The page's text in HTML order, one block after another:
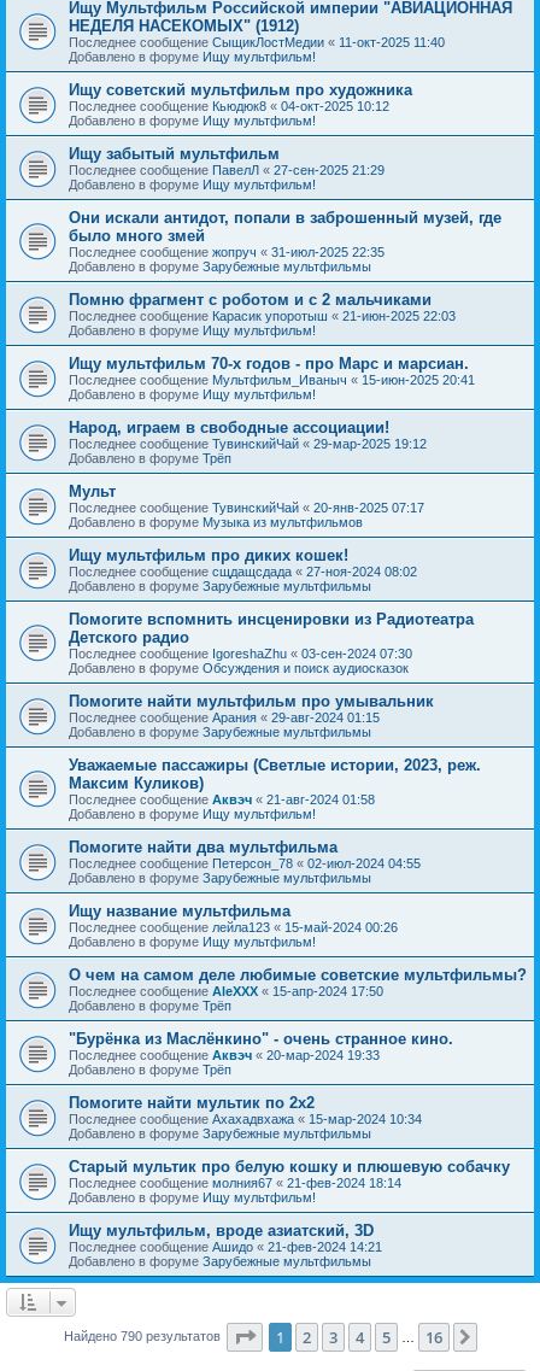
Ищу Мультфильм Российской империи "АВИАЦИОННАЯ
НЕДЕЛЯ НАСЕКОМЫХ" (1912)
Последнее сообщение СыщикЛостМедии « 11-окт-2025 11:40
Добавлено в форуме Ищу мультфильм!
Ищу советский мультфильм про художника
Последнее сообщение Кьюдюк8 « 04-окт-2025 10:12
Добавлено в форуме Ищу мультфильм!
Ищу забытый мультфильм
Последнее сообщение ПавелЛ « 27-сен-2025 21:29
Добавлено в форуме Ищу мультфильм!
Они искали антидот, попали в заброшенный музей, где
было много змей
Последнее сообщение жопруч « 31-июл-2025 22:35
Добавлено в форуме Зарубежные мультфильмы
Помню фрагмент с роботом и с 2 мальчиками
Последнее сообщение Карасик упоротыш « 21-июн-2025 22:03
Добавлено в форуме Ищу мультфильм!
Ищу мультфильм 70-х годов - про Марс и марсиан.
Последнее сообщение Мультфильм_Иваныч « 15-июн-2025 20:41
Добавлено в форуме Ищу мультфильм!
Народ, играем в свободные ассоциации!
Последнее сообщение ТувинскийЧай « 29-мар-2025 19:12
Добавлено в форуме Трёп
Мульт
Последнее сообщение ТувинскийЧай « 20-янв-2025 07:17
Добавлено в форуме Музыка из мультфильмов
Ищу мультфильм про диких кошек!
Последнее сообщение сщдащсдада « 27-ноя-2024 08:02
Добавлено в форуме Зарубежные мультфильмы
Помогите вспомнить инсценировки из Радиотеатра
Детского радио
Последнее сообщение IgoreshaZhu « 03-сен-2024 07:30
Добавлено в форуме Обсуждения и поиск аудиосказок
Помогите найти мультфильм про умывальник
Последнее сообщение Арания « 29-авг-2024 01:15
Добавлено в форуме Зарубежные мультфильмы
Уважаемые пассажиры (Светлые истории, 2023, реж.
Максим Куликов)
Последнее сообщение Аквэч « 21-авг-2024 01:58
Добавлено в форуме Ищу мультфильм!
Помогите найти два мультфильма
Последнее сообщение Петерсон_78 « 02-июл-2024 04:55
Добавлено в форуме Зарубежные мультфильмы
Ищу название мультфильма
Последнее сообщение лейла123 « 15-май-2024 00:26
Добавлено в форуме Ищу мультфильм!
О чем на самом деле любимые советские мультфильмы?
Последнее сообщение AleXXX « 15-апр-2024 17:50
Добавлено в форуме Трёп
"Бурёнка из Маслёнкино" - очень странное кино.
Последнее сообщение Аквэч « 20-мар-2024 19:33
Добавлено в форуме Трёп
Помогите найти мультик по 2х2
Последнее сообщение Ахахадвхажа « 15-мар-2024 10:34
Добавлено в форуме Зарубежные мультфильмы
Старый мультик про белую кошку и плюшевую собачку
Последнее сообщение молния67 « 21-фев-2024 18:14
Добавлено в форуме Ищу мультфильм!
Ищу мультфильм, вроде азиатский, 3D
Последнее сообщение Ашидо « 21-фев-2024 14:21
Добавлено в форуме Зарубежные мультфильмы
Найдено 790 результатов Страница из 16
1 2 3 4 5 16